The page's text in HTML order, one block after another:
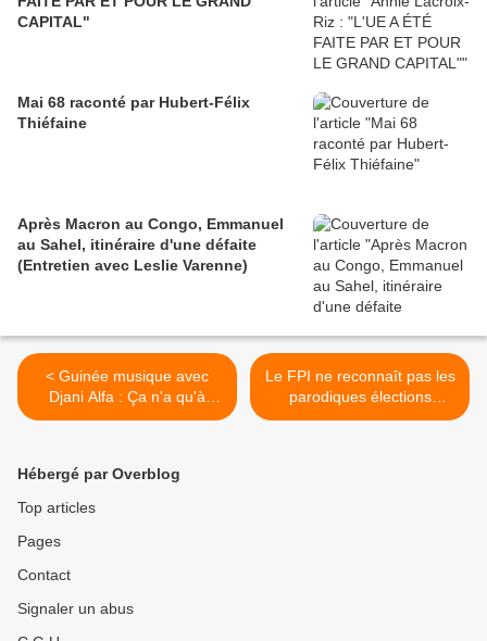
CAPITAL"
Mai 68 raconté par Hubert-Félix
Thiéfaine
Après Macron au Congo, Emmanuel
au Sahel, itinéraire d'une défaite
(Entretien avec Leslie Varenne)
< Guinée musique avec
Djani Alfa : Ça n'a qu'à
commencer
Le FPI ne reconnaît pas les
parodiques élections
ivoiriennes >
Hébergé par Overblog
Top articles
Pages
Contact
Signaler un abus